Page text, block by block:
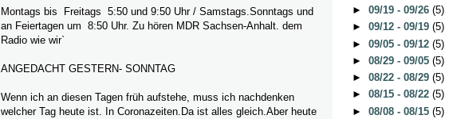
Montags bis Freitags 5:50 und 9:50 Uhr / Samstags.Sonntags und
an Feiertagen um 8:50 Uhr. Zu hören MDR Sachsen-Anhalt. dem
Radio wie wir`
ANGEDACHT GESTERN- SONNTAG
Wenn ich an diesen Tagen früh aufstehe, muss ich nachdenken
welcher Tag heute ist. In Coronazeiten.Da ist alles gleich.Aber heute
► 09/19 - 09/26 (5)
► 09/12 - 09/19 (5)
► 09/05 - 09/12 (5)
► 08/29 - 09/05 (5)
► 08/22 - 08/29 (5)
► 08/15 - 08/22 (5)
► 08/08 - 08/15 (5)